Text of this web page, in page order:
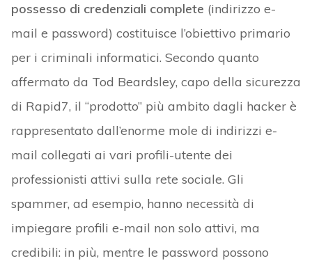
possesso di credenziali complete (indirizzo e-
mail e password) costituisce l’obiettivo primario
per i criminali informatici. Secondo quanto
affermato da Tod Beardsley, capo della sicurezza
di Rapid7, il “prodotto” più ambito dagli hacker è
rappresentato dall’enorme mole di indirizzi e-
mail collegati ai vari profili-utente dei
professionisti attivi sulla rete sociale. Gli
spammer, ad esempio, hanno necessità di
impiegare profili e-mail non solo attivi, ma
credibili: in più, mentre le password possono